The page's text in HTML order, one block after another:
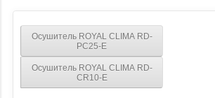
Осушитель ROYAL CLIMA RD-
PC25-E
Осушитель ROYAL CLIMA RD-
CR10-E